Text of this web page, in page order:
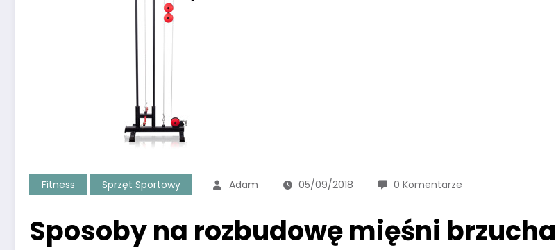
Fitness Sprzęt Sportowy Adam 05/09/2018 0 Komentarze
Sposoby na rozbudowę mięśni brzucha